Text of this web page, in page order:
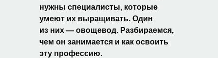
нужны специалисты, которые
умеют их выращивать. Один
из них — овощевод. Разбираемся,
чем он занимается и как освоить
эту профессию.